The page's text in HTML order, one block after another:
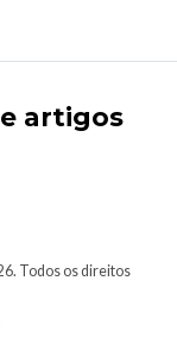
artigos
Todos os direitos